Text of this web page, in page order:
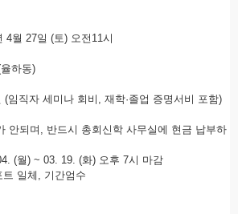
4월 27일 (토) 오전 11시
율하동)
(임직자 세미나 회비 , 재학·졸업 증명서비 포함)
안되며 , 반드시 총회신학 사무실에 현금 납부하
(월) ~ 03. 19. (화) 오후 7시 마감
일체 , 기간엄수